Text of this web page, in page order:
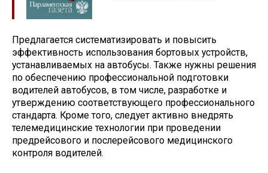
Предлагается систематизировать и повысить
эффективность использования бортовых устройств,
устанавливаемых на автобусы. Также нужны решения
по обеспечению профессиональной подготовки
водителей автобусов, в том числе, разработке и
утверждению соответствующего профессионального
стандарта. Кроме того, следует активно внедрять
телемедицинские технологии при проведении
предрейсового и послерейсового медицинского
контроля водителей.